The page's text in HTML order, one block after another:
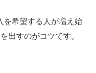
を希望する人が増え始
出すのがコツです。